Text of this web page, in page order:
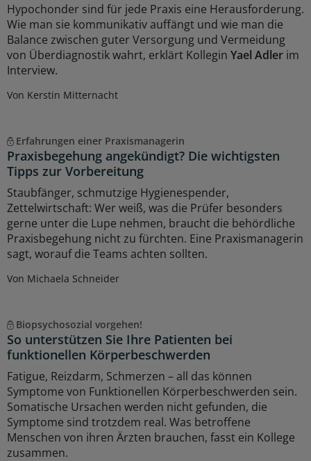
Hypochonder sind für jede Praxis eine Herausforderung.
Wie man sie kommunikativ auffängt und wie man die
Balance zwischen guter Versorgung und Vermeidung
von Überdiagnostik wahrt, erklärt Kollegin Yael Adler im
Interview.
Von Kerstin Mitternacht
Erfahrungen einer Praxismanagerin
Praxisbegehung angekündigt? Die wichtigsten
Tipps zur Vorbereitung
Staubfänger, schmutzige Hygienespender,
Zettelwirtschaft: Wer weiß, was die Prüfer besonders
gerne unter die Lupe nehmen, braucht die behördliche
Praxisbegehung nicht zu fürchten. Eine Praxismanagerin
sagt, worauf die Teams achten sollten.
Von Michaela Schneider
Biopsychosozial vorgehen!
So unterstützen Sie Ihre Patienten bei
funktionellen Körperbeschwerden
Fatigue, Reizdarm, Schmerzen – all das können
Symptome von Funktionellen Körperbeschwerden sein.
Somatische Ursachen werden nicht gefunden, die
Symptome sind trotzdem real. Was betroffene
Menschen von ihren Ärzten brauchen, fasst ein Kollege
zusammen.